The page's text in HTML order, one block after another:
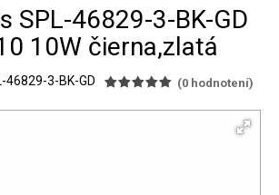
SPL-46829-3-BK-GD
10W čierna,zlatá
46829-3-BK-GD (0 hodnotení)